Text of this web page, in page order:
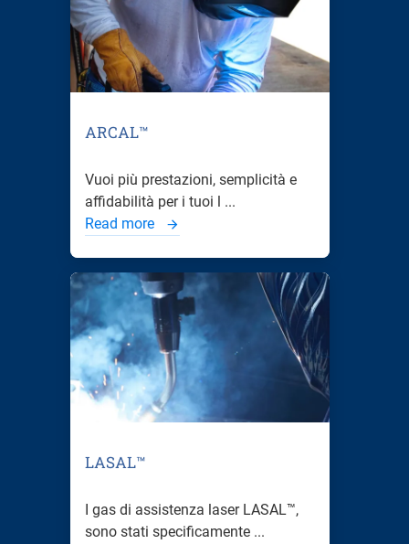
ARCAL™
Vuoi più prestazioni, semplicità e
affidabilità per i tuoi l ...
Read more
LASAL™
I gas di assistenza laser LASAL™,
sono stati specificamente ...